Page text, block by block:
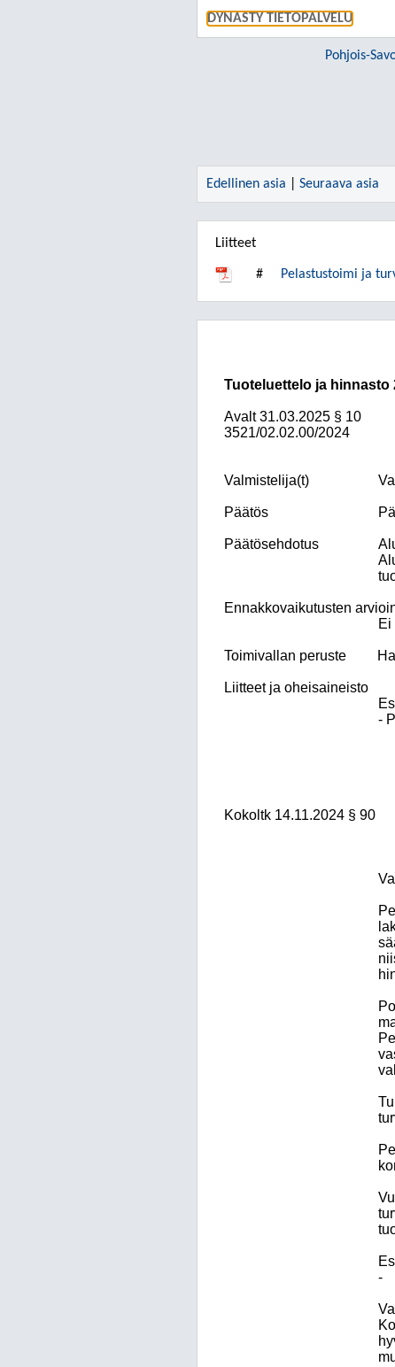
DYNASTY TIETOPALVELU
Pohjois-
Edellinen asia Seuraava asia
Liitteet
# Pelastustoimi ja
Tuoteluettelo ja
Avalt 31.03.2025 § 10
3521/02.02.00/2024
Valmistelija(t)
Päätös
Päätösehdotus
Ennakkovaikutusten
Ei
Toimivallan peruste
Liitteet ja oheisaineisto
-
Kokoltk 14.11.2024 § 90
-